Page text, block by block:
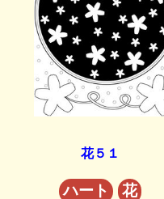
花５１
ハート 花